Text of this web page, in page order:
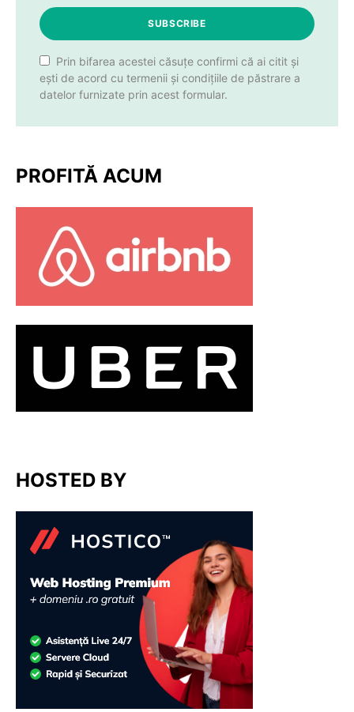
SUBSCRIBE
Prin bifarea acestei căsuțe confirmi că ai citit și
ești de acord cu termenii și condițiile de păstrare a
datelor furnizate prin acest formular.
PROFITĂ ACUM
HOSTED BY